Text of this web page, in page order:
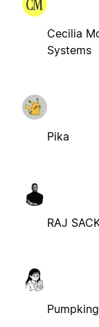
Cecilia
Systems
Pika
RAJ